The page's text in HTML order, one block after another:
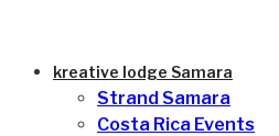
kreative lodge Samara
Strand Samara
Costa Rica Events